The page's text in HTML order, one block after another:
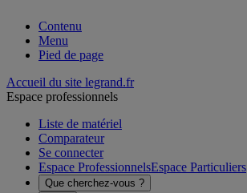
Contenu
Menu
Pied de page
Accueil du site legrand.fr
Espace professionnels
Liste de matériel
Comparateur
Se connecter
Espace ProfessionnelsEspace Particuliers
Que cherchez-vous ?